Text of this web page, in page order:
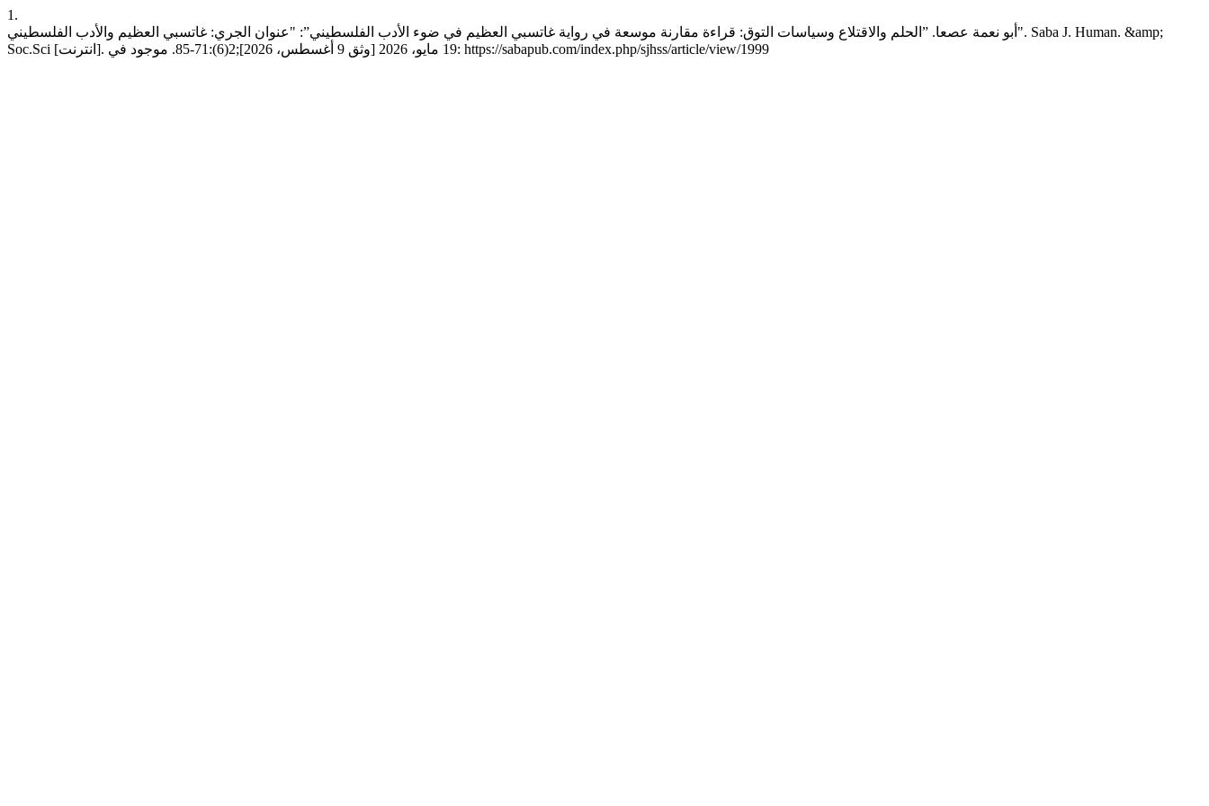
1.
أبو نعمة عصعا. ”الحلم والاقتلاع وسياسات التوق: قراءة مقارنة موسعة في رواية غاتسبي العظيم في ضوء الأدب الفلسطيني”: "عنوان الجري: غاتسبي العظيم والأدب الفلسطيني". Saba J. Human. &amp;
Soc.Sci [انترنت]. 19 مايو، 2026 [وثق 9 أغسطس، 2026];2(6):71-85. موجود في: https://sabapub.com/index.php/sjhss/article/view/1999